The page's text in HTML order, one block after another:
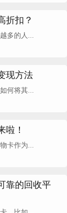
折扣？
多的人...
现方法
何将其...
啦！
卡作为...
靠的回收平